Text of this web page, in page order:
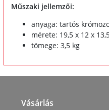
Műszaki jellemzői:
anyaga: tartós
mérete: 19,5 x 12 x
tömege: 3,5 kg
Vásárlás